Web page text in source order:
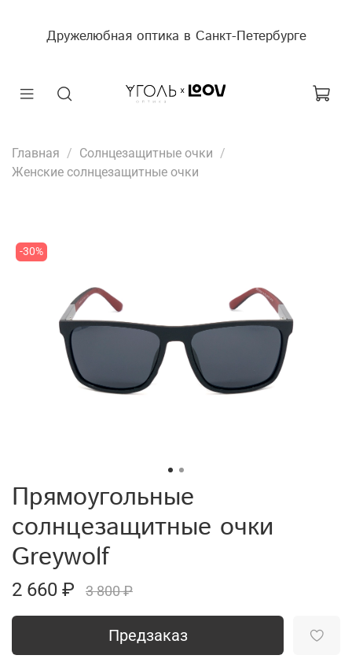
Дружелюбная оптика в Санкт-Петербурге
Главная
Солнцезащитные очки
Женские солнцезащитные очки
-30%
Прямоугольные
солнцезащитные очки
Greywolf
2 660 ₽ 3 800 ₽
Предзаказ